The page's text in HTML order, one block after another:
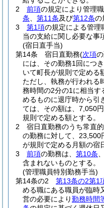
2
前項の規定により管理
条
第11条及び第12条の
3
第1項の規定による管理
当の支給に関し必要な事
(宿日直手当)
第14条
宿日直勤務(次項
には、その勤務1回につ
いて町長が規則で定める
ただし、執務が行われる
務時間の2分の1に相当す
めるものに退庁時から引
ては、その額は、7,050
規則で定める額とする。
2
宿日直勤務のうち常直
の勤務に対して、23,500
が規則で定める月額の宿
3
前項の勤務は、 第10条
含まれないものとする。
(管理職員特別勤務手当)
第14条の2
第13条の2第1
める職にある職員が臨時
営の必要により勤務時間